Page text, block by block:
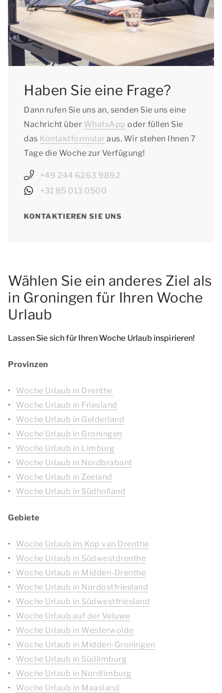
Haben Sie eine Frage?
Dann rufen Sie uns an, senden Sie uns eine
Nachricht über WhatsApp oder füllen Sie
das Kontaktformular aus. Wir stehen Ihnen 7
Tage die Woche zur Verfügung!
+49 244 6263 9892
+31 85 013 0500
KONTAKTIEREN SIE UNS
Wählen Sie ein anderes Ziel als
in Groningen für Ihren Woche
Urlaub
Lassen Sie sich für Ihren Woche Urlaub inspirieren!
Provinzen
Woche Urlaub in Drenthe
Woche Urlaub in Friesland
Woche Urlaub in Gelderland
Woche Urlaub in Groningen
Woche Urlaub in Limburg
Woche Urlaub in Nordbrabant
Woche Urlaub in Zeeland
Woche Urlaub in Südholland
Gebiete
Woche Urlaub im Kop van Drenthe
Woche Urlaub in Südwestdrenthe
Woche Urlaub in Midden-Drenthe
Woche Urlaub in Nordostfriesland
Woche Urlaub in Südwestfriesland
Woche Urlaub auf der Veluwe
Woche Urlaub in Westerwolde
Woche Urlaub in Midden-Groningen
Woche Urlaub in Südlimburg
Woche Urlaub in Nordlimburg
Woche Urlaub in Maasland